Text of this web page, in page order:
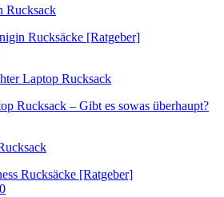
Rucksäcke [Ratgeber]
Rucksack – Gibt es sowas überhaupt?
Rucksäcke [Ratgeber]